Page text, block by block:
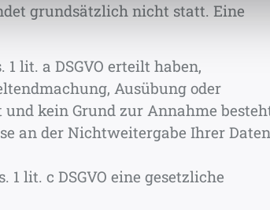
grundsätzlich nicht statt. Eine
lit. a DSGVO erteilt haben,
Ausübung oder
kein Grund zur Annahme
an der Nichtweitergabe Ihrer Daten
lit. c DSGVO eine gesetzliche